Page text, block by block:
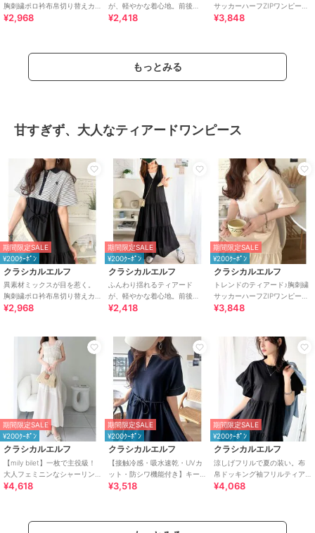
胸刺繍ポロ衿布帛切り替えカ
ットティアードワンピース
¥2,968
が、軽やかな着心地。前後
2wayノースリーブティアード
¥2,418
サッカーハーフZIPワンピース
（ロング）
¥3,848
もっとみる
甘すぎず、大人なティアードワンピース
期間限定SALE
¥200ｸｰﾎﾟﾝ
クラシカルエルフ
異素材ミックスが目を惹く。
胸刺繍ポロ衿布帛切り替えカ
ットティアードワンピース
¥2,968
期間限定SALE
¥200ｸｰﾎﾟﾝ
クラシカルエルフ
ふんわり揺れるティアード
が、軽やかな着心地。前後
2wayノースリーブティアード
¥2,418
期間限定SALE
¥200ｸｰﾎﾟﾝ
クラシカルエルフ
トレンドのティアード♪胸刺繍
サッカーハーフZIPワンピース
（ロング）
¥3,848
期間限定SALE
¥200ｸｰﾎﾟﾝ
クラシカルエルフ
【mily bilet】一枚で主役級！
大人フェミニンなシャーリン
グフリルティアードワンピー
¥4,618
期間限定SALE
¥200ｸｰﾎﾟﾝ
クラシカルエルフ
【接触冷感・吸水速乾・UVカ
ット・防シワ機能付き】キー
ネックリボンティアードワン
¥3,518
期間限定SALE
¥200ｸｰﾎﾟﾝ
クラシカルエルフ
涼しげフリルで夏の装い。布
帛ドッキング袖フリルティア
ードワンピース(ロング丈)
¥4,068